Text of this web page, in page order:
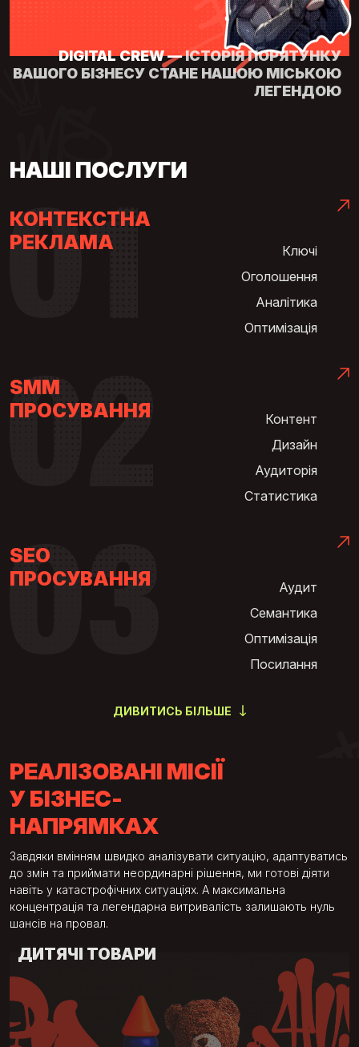
DIGITAL CREW —ІСТОРІЯ ПОРЯТУНКУ
ВАШОГО БІЗНЕСУ СТАНЕ НАШОЮ МІСЬКОЮ
ЛЕГЕНДОЮ
НАШІ ПОСЛУГИ
КОНТЕКСТНА
РЕКЛАМА
Ключі
Оголошення
Аналітика
Оптимізація
SMM
ПРОСУВАННЯ
Контент
Дизайн
Аудиторія
Статистика
SEO
ПРОСУВАННЯ
Аудит
Семантика
Оптимізація
Посилання
РОЗРОБКА
ТАРГЕТОВАНА
БРЕНДИНГ
ДИВИТИСЬ БІЛЬШЕ
РЕАЛІЗОВАНІ МІСІЇ
У БІЗНЕС-
НАПРЯМКАХ
Завдяки вмінням швидко аналізувати ситуацію, адаптуватись
до змін та приймати неординарні рішення, ми готові діяти
навіть у катастрофічних ситуаціях. А максимальна
концентрація та легендарна витривалість залишають нуль
шансів на провал.
ДИТЯЧІ ТОВАРИ